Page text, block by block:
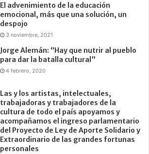
El advenimiento de la educación
emocional, más que una solución, un
despojo
3 noviembre, 2021
Jorge Alemán: “Hay que nutrir al pueblo
para dar la batalla cultural”
4 febrero, 2020
Las y los artistas, intelectuales,
trabajadoras y trabajadores de la
cultura de todo el país apoyamos y
acompañamos el ingreso parlamentario
del Proyecto de Ley de Aporte Solidario y
Extraordinario de las grandes fortunas
personales